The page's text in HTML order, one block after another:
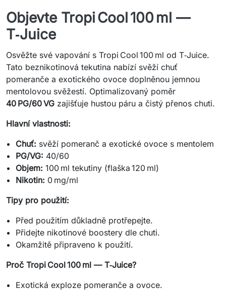
Objevte Tropi Cool 100 ml —
T‑Juice
Osvěžte své vapování s Tropi Cool 100 ml od T‑Juice.
Tato beznikotinová tekutina nabízí svěží chuť
pomeranče a exotického ovoce doplněnou jemnou
mentolovou svěžestí. Optimalizovaný poměr
40 PG/60 VG zajišťuje hustou páru a čistý přenos chuti.
Hlavní vlastnosti:
Chuť: svěží pomeranč a exotické ovoce s mentolem
PG/VG: 40/60
Objem: 100 ml tekutiny (flaška 120 ml)
Nikotin: 0 mg/ml
Tipy pro použití:
Před použitím důkladně protřepejte.
Přidejte nikotinové boostery dle chuti.
Okamžitě připraveno k použití.
Proč Tropi Cool 100 ml — T‑Juice?
Exotická exploze pomeranče a ovoce.